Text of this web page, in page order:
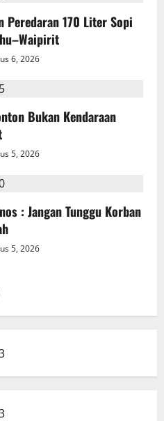
Peredaran 170 Liter Sopi
6, 2026
Bukan Kendaraan
5, 2026
: Jangan Tunggu Korban
5, 2026